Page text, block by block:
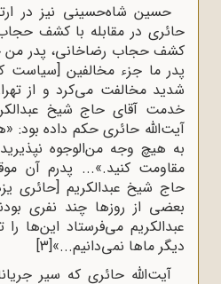
حسین شاه‌حسینی نیز در
حائری در مقابله با کشف
کشف‌ حجاب‌ رضاخانی، پدر من‌
پدر ما جزء مخالفین
شدید مخالفت‌ می‌کرد و از
خدمت‌ آقای‌ حاج‌ شیخ‌
آیت‌الله حائری حکم داده بود:
به‌ هیچ‌ وجه‌ من‌الوجوه‌
مقاومت‌ کنید.»... پدرم‌ آن‌
حاج‌ شیخ‌ عبدالکریم [حائری
بعضی‌ از روزها چند نفری‌
عبدالکریم‌ می‌فرستاد این‌ها
دیگر ماها نمی‌دانیم‌...»[3]
آیت‌الله حائری که سیر